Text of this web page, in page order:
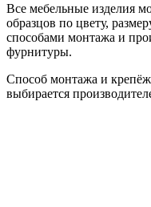
Все мебельные изделия
образцов по цвету,
способами монтажа и
фурнитуры.
Способ монтажа и
выбирается